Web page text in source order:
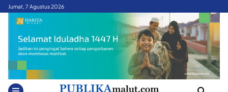
SkipJumat, 7 Agustus 2026